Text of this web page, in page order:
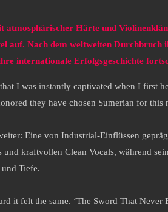
Härte und
auf. Nach dem weltweiten Durchbruch
internationale Erfolgsgeschichte
I was instantly captivated when I first
they have chosen Sumerian for this
Eine von Industrial-Einflüssen
kraftvollen Clean Vocals, während
Tiefe.
felt the same. ‘The Sword That